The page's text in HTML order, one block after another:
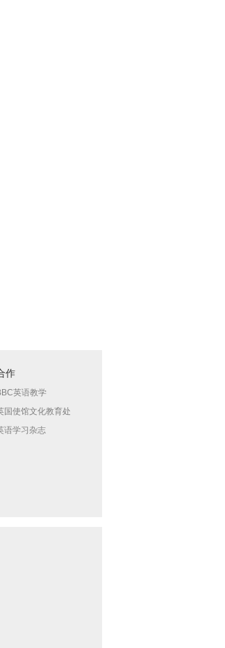
作
英语教学
国使馆文化教育处
语学习杂志